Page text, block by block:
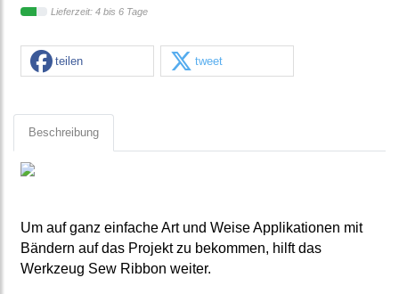
Lieferzeit: 4 bis 6 Tage
teilen tweet
Beschreibung
Um auf ganz einfache Art und Weise Applikationen mit
Bändern auf das Projekt zu bekommen, hilft das
Werkzeug Sew Ribbon weiter.